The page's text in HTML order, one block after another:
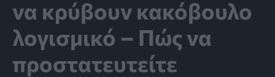
να κρύβουν κακόβουλο
λογισμικό – Πώς να
προστατευτείτε